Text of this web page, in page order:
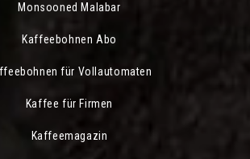
Monsooned Malabar
Kaffeebohnen Abo
für Vollautomaten
Kaffee für Firmen
Kaffeemagazin